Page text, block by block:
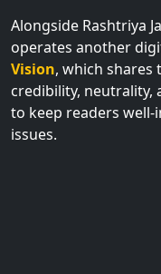
Alongside Rashtriya
operates another
Vision, which shares
credibility, neutrality,
to keep readers
issues.